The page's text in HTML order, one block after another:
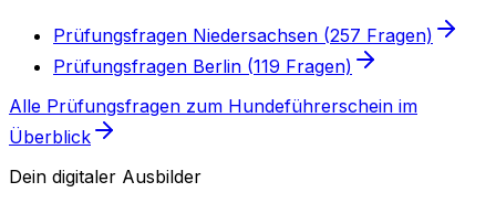
Prüfungsfragen Niedersachsen (257 Fragen)
Prüfungsfragen Berlin (119 Fragen)
Alle Prüfungsfragen zum Hundeführerschein im
Überblick
Dein digitaler Ausbilder